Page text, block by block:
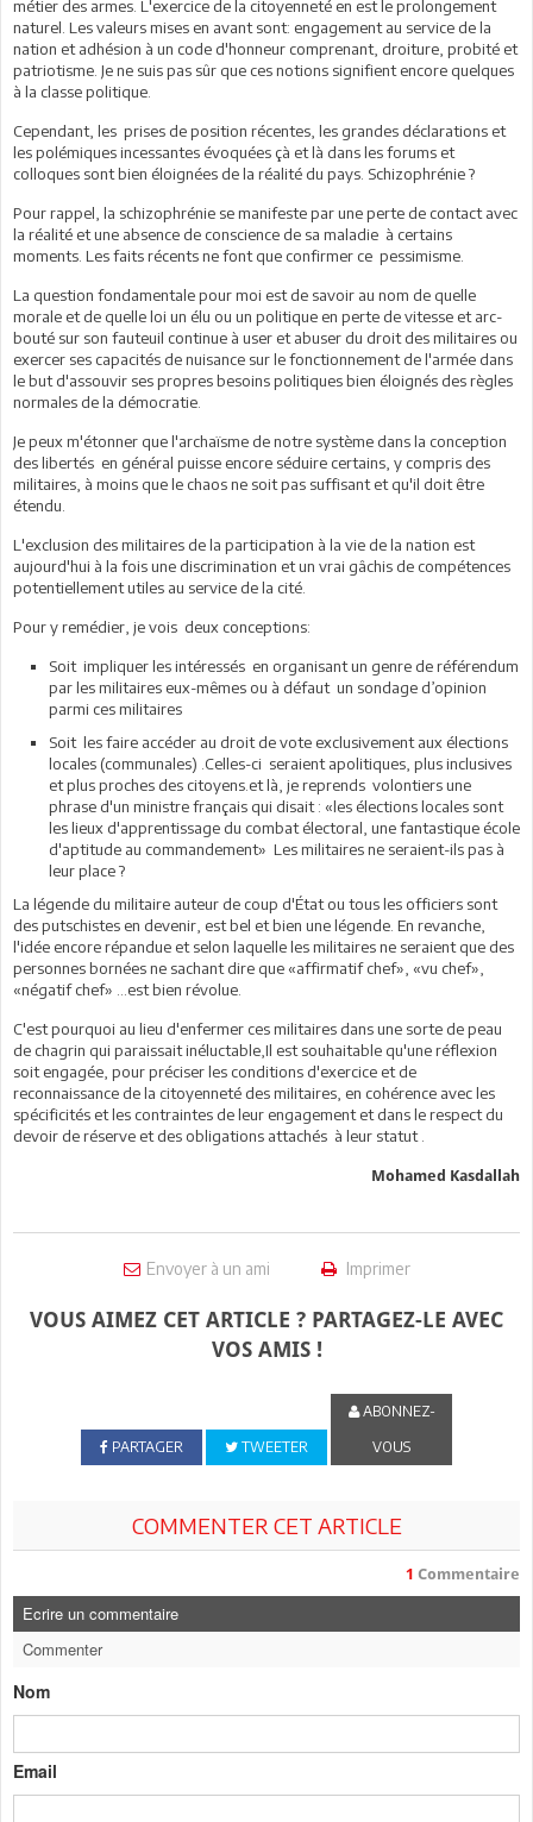
métier des armes. L'exercice de la citoyenneté en est le prolongement
naturel. Les valeurs mises en avant sont: engagement au service de la
nation et adhésion à un code d'honneur comprenant, droiture, probité et
patriotisme. Je ne suis pas sûr que ces notions signifient encore quelques
à la classe politique.
Cependant, les prises de position récentes, les grandes déclarations et
les polémiques incessantes évoquées çà et là dans les forums et
colloques sont bien éloignées de la réalité du pays. Schizophrénie ?
Pour rappel, la schizophrénie se manifeste par une perte de contact avec
la réalité et une absence de conscience de sa maladie à certains
moments. Les faits récents ne font que confirmer ce pessimisme.
La question fondamentale pour moi est de savoir au nom de quelle
morale et de quelle loi un élu ou un politique en perte de vitesse et arc-
bouté sur son fauteuil continue à user et abuser du droit des militaires ou
exercer ses capacités de nuisance sur le fonctionnement de l'armée dans
le but d'assouvir ses propres besoins politiques bien éloignés des règles
normales de la démocratie.
Je peux m'étonner que l'archaïsme de notre système dans la conception
des libertés en général puisse encore séduire certains, y compris des
militaires, à moins que le chaos ne soit pas suffisant et qu'il doit être
étendu.
L'exclusion des militaires de la participation à la vie de la nation est
aujourd'hui à la fois une discrimination et un vrai gâchis de compétences
potentiellement utiles au service de la cité.
Pour y remédier, je vois deux conceptions:
Soit impliquer les intéressés en organisant un genre de référendum
par les militaires eux-mêmes ou à défaut un sondage d’opinion
parmi ces militaires
Soit les faire accéder au droit de vote exclusivement aux élections
locales (communales) .Celles-ci seraient apolitiques, plus inclusives
et plus proches des citoyens.et là, je reprends volontiers une
phrase d'un ministre français qui disait : «les élections locales sont
les lieux d'apprentissage du combat électoral, une fantastique école
d'aptitude au commandement» Les militaires ne seraient-ils pas à
leur place ?
La légende du militaire auteur de coup d'État ou tous les officiers sont
des putschistes en devenir, est bel et bien une légende. En revanche,
l'idée encore répandue et selon laquelle les militaires ne seraient que des
personnes bornées ne sachant dire que «affirmatif chef», «vu chef»,
«négatif chef» ...est bien révolue.
C'est pourquoi au lieu d'enfermer ces militaires dans une sorte de peau
de chagrin qui paraissait inéluctable,Il est souhaitable qu'une réflexion
soit engagée, pour préciser les conditions d'exercice et de
reconnaissance de la citoyenneté des militaires, en cohérence avec les
spécificités et les contraintes de leur engagement et dans le respect du
devoir de réserve et des obligations attachés à leur statut .
Mohamed Kasdallah
Envoyer à un ami Imprimer
VOUS AIMEZ CET ARTICLE ? PARTAGEZ-LE AVEC
VOS AMIS !
PARTAGER TWEETER
ABONNEZ-
VOUS
COMMENTER CET ARTICLE
1 Commentaire
Ecrire un commentaire
Commenter
Nom
Email